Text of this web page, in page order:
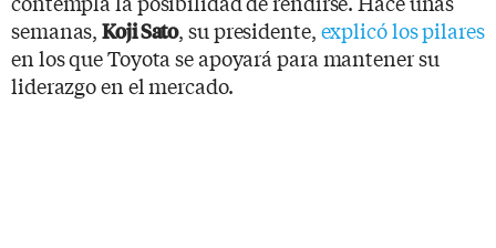
semanas,Koji Sato, su presidente,explicó los pilares
en los que Toyota se apoyará para mantener su
liderazgo en el mercado.